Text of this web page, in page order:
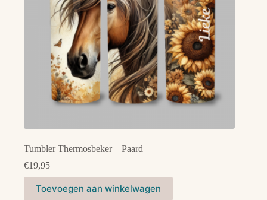
Tumbler Thermosbeker – Paard
€19,95
Toevoegen aan winkelwagen